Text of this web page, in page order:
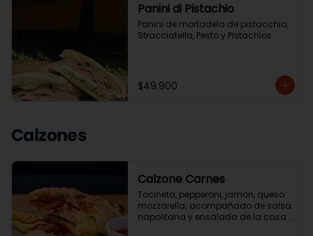
Panini di Pistachio
Panini de mortadela de pistacchio,
Stracciatella, Pesto y Pistachios.
$49.900
Calzones
Calzone Carnes
Tocineta, pepperoni, jamon, queso
mozzarella; acompañado de salsa
napolitana y ensalada de la casa